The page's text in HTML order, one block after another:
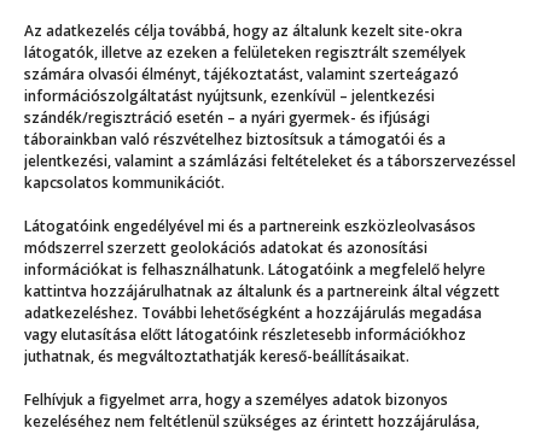
Az adatkezelés célja továbbá, hogy az általunk kezelt site-okra
látogatók, illetve az ezeken a felületeken regisztrált személyek
számára olvasói élményt, tájékoztatást, valamint szerteágazó
információszolgáltatást nyújtsunk, ezenkívül – jelentkezési
szándék/regisztráció esetén – a nyári gyermek- és ifjúsági
táborainkban való részvételhez biztosítsuk a támogatói és a
jelentkezési, valamint a számlázási feltételeket és a táborszervezéssel
kapcsolatos kommunikációt.
Látogatóink engedélyével mi és a partnereink eszközleolvasásos
módszerrel szerzett geolokációs adatokat és azonosítási
információkat is felhasználhatunk. Látogatóink a megfelelő helyre
kattintva hozzájárulhatnak az általunk és a partnereink által végzett
adatkezeléshez. További lehetőségként a hozzájárulás megadása
vagy elutasítása előtt látogatóink részletesebb információkhoz
juthatnak, és megváltoztathatják kereső-beállításaikat.
Felhívjuk a figyelmet arra, hogy a személyes adatok bizonyos
kezeléséhez nem feltétlenül szükséges az érintett hozzájárulása,
Még több
evolúció Ahol